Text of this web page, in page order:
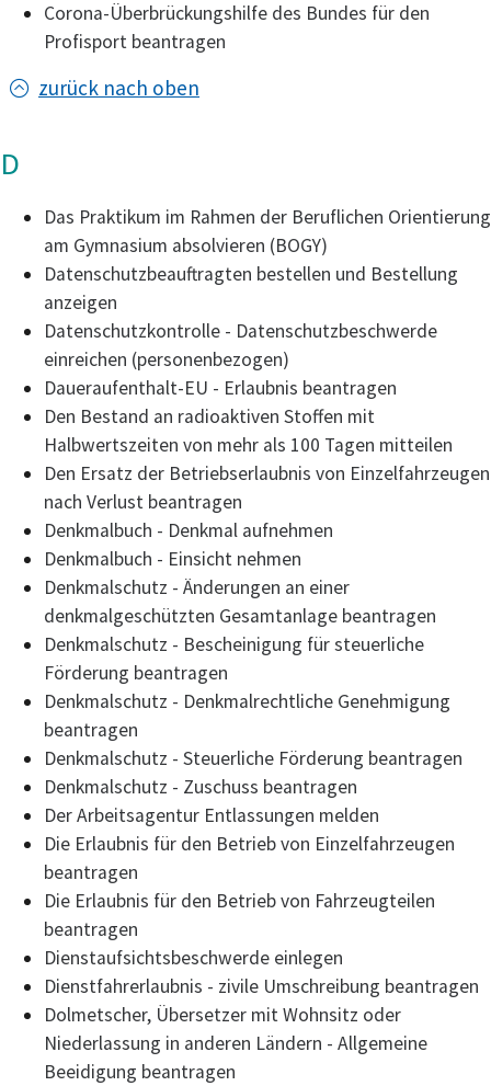
Corona-Überbrückungshilfe des Bundes für den
Profisport beantragen
zurück nach oben
D
Das Praktikum im Rahmen der Beruflichen Orientierung
am Gymnasium absolvieren (BOGY)
Datenschutzbeauftragten bestellen und Bestellung
anzeigen
Datenschutzkontrolle - Datenschutzbeschwerde
einreichen (personenbezogen)
Daueraufenthalt-EU - Erlaubnis beantragen
Den Bestand an radioaktiven Stoffen mit
Halbwertszeiten von mehr als 100 Tagen mitteilen
Den Ersatz der Betriebserlaubnis von Einzelfahrzeugen
nach Verlust beantragen
Denkmalbuch - Denkmal aufnehmen
Denkmalbuch - Einsicht nehmen
Denkmalschutz - Änderungen an einer
denkmalgeschützten Gesamtanlage beantragen
Denkmalschutz - Bescheinigung für steuerliche
Förderung beantragen
Denkmalschutz - Denkmalrechtliche Genehmigung
beantragen
Denkmalschutz - Steuerliche Förderung beantragen
Denkmalschutz - Zuschuss beantragen
Der Arbeitsagentur Entlassungen melden
Die Erlaubnis für den Betrieb von Einzelfahrzeugen
beantragen
Die Erlaubnis für den Betrieb von Fahrzeugteilen
beantragen
Dienstaufsichtsbeschwerde einlegen
Dienstfahrerlaubnis - zivile Umschreibung beantragen
Dolmetscher, Übersetzer mit Wohnsitz oder
Niederlassung in anderen Ländern - Allgemeine
Beeidigung beantragen